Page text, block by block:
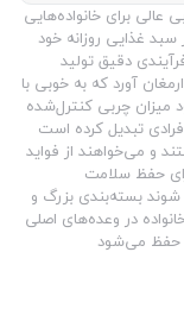
با وزن ۱۸۰۰ گرم انتخابی عالی برای خانواده‌هایی
غذایی روزانه خود
دقیق تولید
آورد که به خوبی با
میزان چربی کنترل‌شده
تبدیل کرده است
و می‌خواهند از فواید
حفظ سلامت
بسته‌بندی بزرگ و
در وعده‌های اصلی
حفظ می‌شود